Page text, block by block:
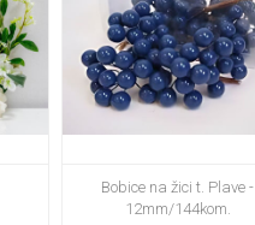
Bobice na žici t. Plave -
12mm/144kom.